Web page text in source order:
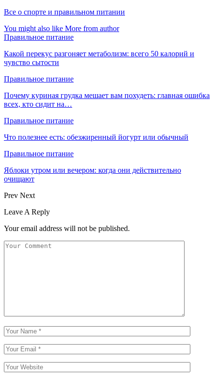
Все о спорте и правильном питании
You might also like More from author
Правильное питание
Какой перекус разгоняет метаболизм: всего 50 калорий и
чувство сытости
Правильное питание
Почему куриная грудка мешает вам похудеть: главная ошибка
всех, кто сидит на…
Правильное питание
Что полезнее есть: обезжиренный йогурт или обычный
Правильное питание
Яблоки утром или вечером: когда они действительно
очищают
Prev Next
Leave A Reply
Your email address will not be published.